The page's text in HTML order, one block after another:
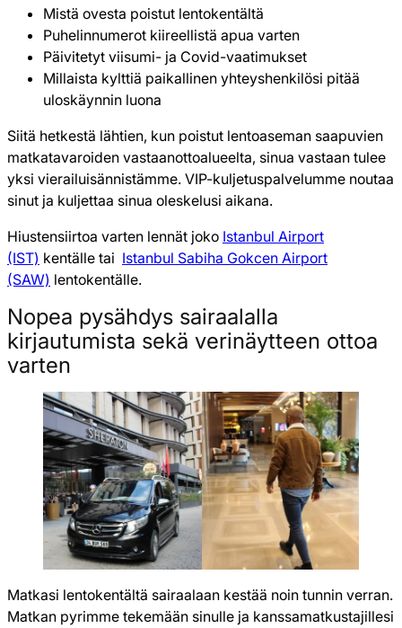
Mistä ovesta poistut lentokentältä
Puhelinnumerot kiireellistä apua varten
Päivitetyt viisumi- ja Covid-vaatimukset
Millaista kylttiä paikallinen yhteyshenkilösi pitää
uloskäynnin luona
Siitä hetkestä lähtien, kun poistut lentoaseman saapuvien
matkatavaroiden vastaanottoalueelta, sinua vastaan tulee
yksi vierailuisännistämme. VIP-kuljetuspalvelumme noutaa
sinut ja kuljettaa sinua oleskelusi aikana.
Hiustensiirtoa varten lennät joko Istanbul Airport
(IST) kentälle tai Istanbul Sabiha Gokcen Airport
(SAW) lentokentälle.
Nopea pysähdys sairaalalla
kirjautumista sekä verinäytteen ottoa
varten
Matkasi lentokentältä sairaalaan kestää noin tunnin verran.
Matkan pyrimme tekemään sinulle ja kanssamatkustajillesi